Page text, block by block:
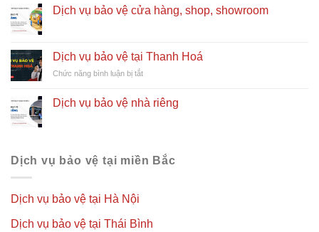
cóTiêu
chọn
dịch
bảo
Dịch vụ bảo vệ cửa hàng, shop, showroom
Dịch vụ bảo vệ tại Thanh Hoá
Chức năng bình luận bị tắtở
vụ
bảo
Hoá
Dịch vụ bảo vệ nhà riêng
Dịch vụ bảo vệ tại miền Bắc
Dịch vụ bảo vệ tại Hà Nội
Dịch vụ bảo vệ tại Thái Bình